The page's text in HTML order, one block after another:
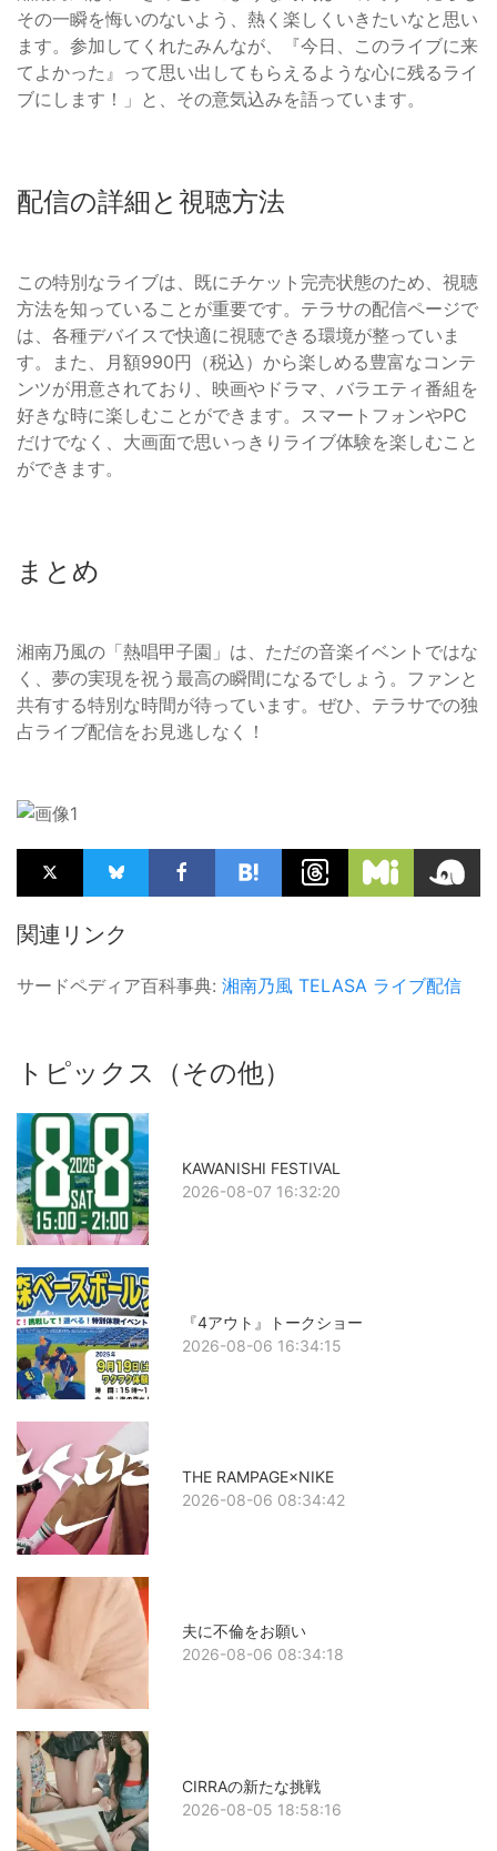
その一瞬を悔いのないよう、熱く楽しくいきたいなと思い
ます。参加してくれたみんなが、『今日、このライブに来
てよかった』って思い出してもらえるような心に残るライ
ブにします！」と、その意気込みを語っています。
配信の詳細と視聴方法
この特別なライブは、既にチケット完売状態のため、視聴
方法を知っていることが重要です。テラサの配信ページで
は、各種デバイスで快適に視聴できる環境が整っていま
す。また、月額990円（税込）から楽しめる豊富なコンテ
ンツが用意されており、映画やドラマ、バラエティ番組を
好きな時に楽しむことができます。スマートフォンやPC
だけでなく、大画面で思いっきりライブ体験を楽しむこと
ができます。
まとめ
湘南乃風の「熱唱甲子園」は、ただの音楽イベントではな
く、夢の実現を祝う最高の瞬間になるでしょう。ファンと
共有する特別な時間が待っています。ぜひ、テラサでの独
占ライブ配信をお見逃しなく！
関連リンク
サードペディア百科事典: 湘南乃風 TELASA ライブ配信
トピックス（その他）
KAWANISHI FESTIVAL
2026-08-07 16:32:20
『4アウト』トークショー
2026-08-06 16:34:15
THE RAMPAGE×NIKE
2026-08-06 08:34:42
夫に不倫をお願い
2026-08-06 08:34:18
CIRRAの新たな挑戦
2026-08-05 18:58:16